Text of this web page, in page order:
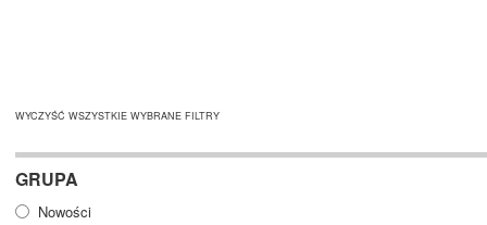
WYCZYŚĆ WSZYSTKIE WYBRANE FILTRY
GRUPA
Nowości